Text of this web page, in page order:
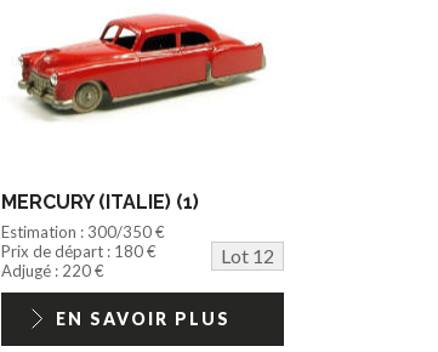
MERCURY (ITALIE) (1)
Estimation : 300/350 €
Prix de départ : 180 €
Lot 12
Adjugé : 220 €
EN SAVOIR PLUS